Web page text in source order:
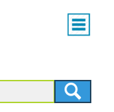
Main
menu